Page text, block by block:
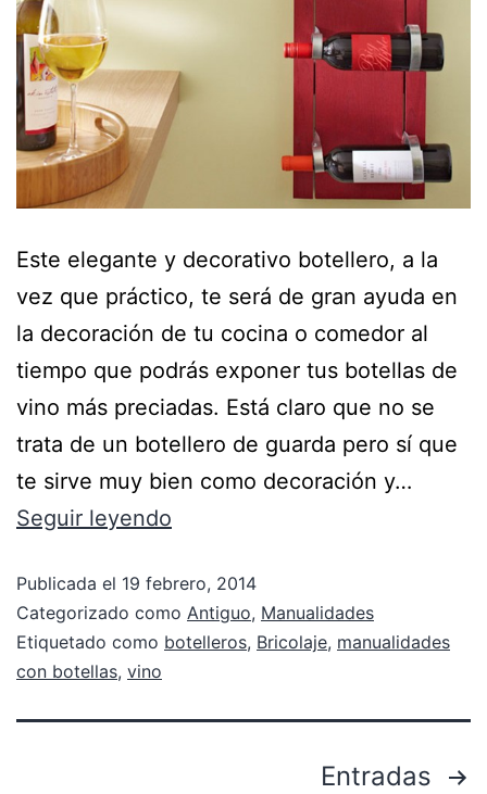
Este elegante y decorativo botellero, a la
vez que práctico, te será de gran ayuda en
la decoración de tu cocina o comedor al
tiempo que podrás exponer tus botellas de
vino más preciadas. Está claro que no se
trata de un botellero de guarda pero sí que
te sirve muy bien como decoración y…
Seguir leyendo
Publicada el 19 febrero, 2014
Categorizado como Antiguo, Manualidades
Etiquetado como botelleros, Bricolaje, manualidades
con botellas, vino
Entradas